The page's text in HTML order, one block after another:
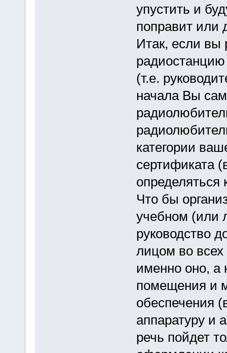
упустить и
поправит или
Итак, если вы
(т.е.
начала Вы
категории
сертификата
определяться
Что бы
учебном (или
руководство
лицом во всех
именно оно, а
помещения и
обеспечения
аппаратуру и
речь пойдет